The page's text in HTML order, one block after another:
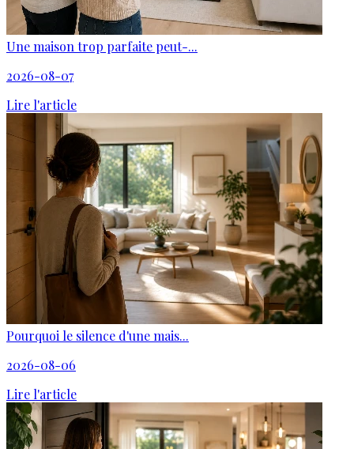
Une maison trop parfaite peut-...
2026-08-07
Lire l'article
Pourquoi le silence d'une mais...
2026-08-06
Lire l'article